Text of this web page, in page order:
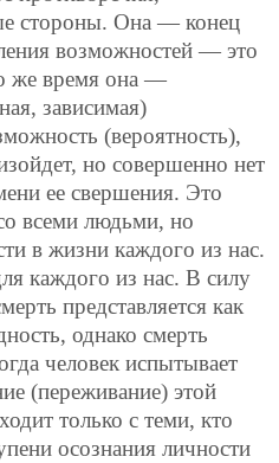
стороны. Она — конец
возможностей — это
же время она —
зависимая)
(вероятность),
но совершенно нет
ее свершения. Это
всеми людьми, но
в жизни каждого из нас.
каждого из нас. В силу
представляется как
однако смерть
человек испытывает
(переживание) этой
только с теми, кто
осознания личности